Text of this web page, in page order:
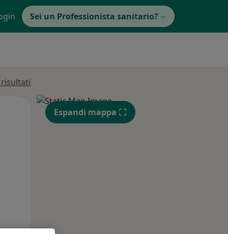
Sei un Professionista sanitario?
Mer, Gio,
13 Ago
Espandi mappa